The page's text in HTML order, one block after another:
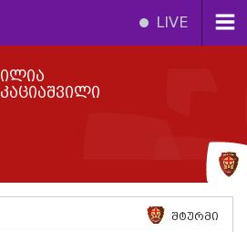
LIVE
ილია
კაციაშვილი
შტურმი